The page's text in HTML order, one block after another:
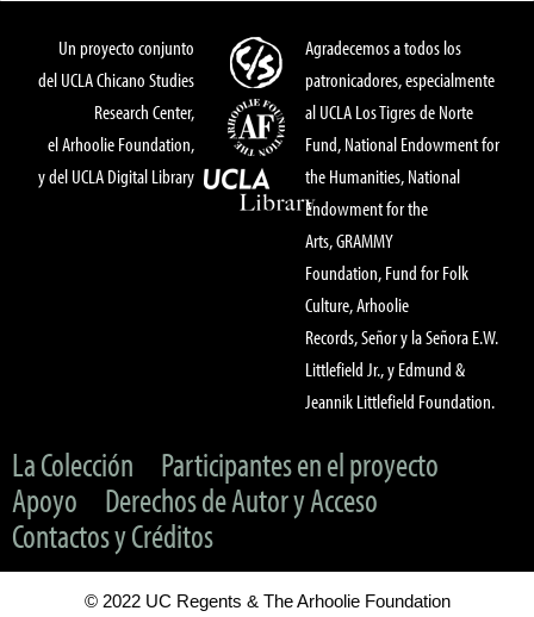
Un proyecto conjunto
del UCLA Chicano Studies
Research Center,
el Arhoolie Foundation,
y del UCLA Digital Library
Agradecemos a todos los
patronicadores, especialmente
al UCLA Los Tigres de Norte
Fund, National Endowment for
the Humanities, National
Endowment for the
Arts, GRAMMY
Foundation, Fund for Folk
Culture, Arhoolie
Records, Señor y la Señora E.W.
Littlefield Jr., y Edmund &
Jeannik Littlefield Foundation.
La Colección
Participantes en el proyecto
Apoyo
Derechos de Autor y Acceso
Contactos y Créditos
© 2022 UC Regents & The Arhoolie Foundation